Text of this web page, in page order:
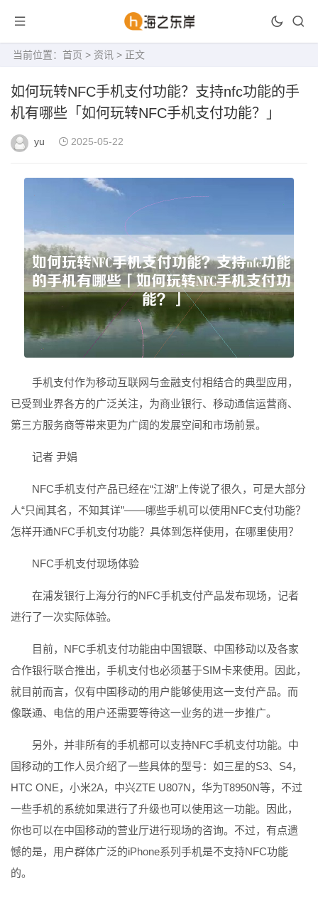
当前位置： 首页 > 资讯 > 正文
如何玩转NFC手机支付功能？支持nfc功能的手
机有哪些「如何玩转NFC手机支付功能？」
yu 2025-05-22
手机支付作为移动互联网与金融支付相结合的典型应用，
已受到业界各方的广泛关注，为商业银行、移动通信运营商、
第三方服务商等带来更为广阔的发展空间和市场前景。
记者 尹娟
NFC手机支付产品已经在“江湖”上传说了很久，可是大部分
人“只闻其名，不知其详”——哪些手机可以使用NFC支付功能？
怎样开通NFC手机支付功能？具体到怎样使用，在哪里使用？
NFC手机支付现场体验
在浦发银行上海分行的NFC手机支付产品发布现场，记者
进行了一次实际体验。
目前，NFC手机支付功能由中国银联、中国移动以及各家
合作银行联合推出，手机支付也必须基于SIM卡来使用。因此，
就目前而言，仅有中国移动的用户能够使用这一支付产品。而
像联通、电信的用户还需要等待这一业务的进一步推广。
另外，并非所有的手机都可以支持NFC手机支付功能。中
国移动的工作人员介绍了一些具体的型号：如三星的S3、S4，
HTC ONE，小米2A，中兴ZTE U807N，华为T8950N等，不过
一些手机的系统如果进行了升级也可以使用这一功能。因此，
你也可以在中国移动的营业厅进行现场的咨询。不过，有点遗
憾的是，用户群体广泛的iPhone系列手机是不支持NFC功能
的。